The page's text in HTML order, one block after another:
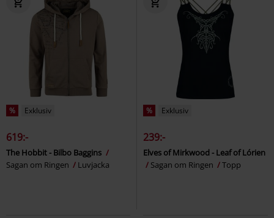
% Exklusiv
619:-
The Hobbit - Bilbo Baggins
Sagan om Ringen
Luvjacka
% Exklusiv
239:-
Elves of Mirkwood - Leaf of Lórien
Sagan om Ringen
Topp